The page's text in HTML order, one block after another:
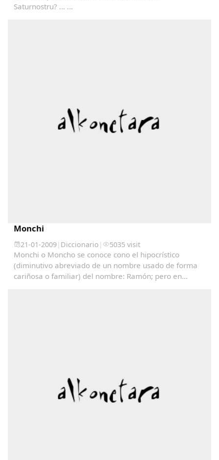
Saturnostru? ... ...
Monchi
21-01-2009| Diccionario | 5035 visit
Monchi o Moncho se conoce cono el hipocrístico
(diminutivo abreviado de un nombre usado de forma
cariñosa o familiar) del nombre: Ramón; pero en